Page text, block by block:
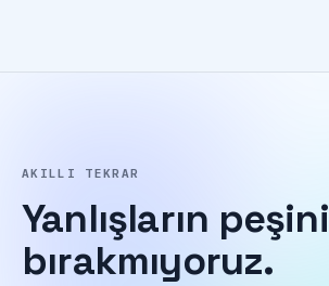
AKILLI TEKRAR
Yanlışların peşini
bırakmıyoruz.